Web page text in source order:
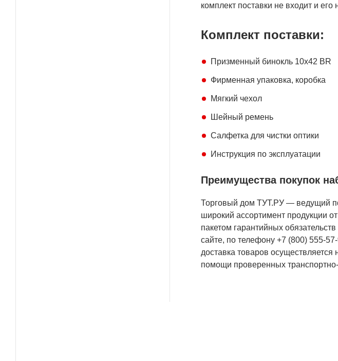
комплект поставки не входит и
Комплект поставки:
Призменный бинокль 10x42 BR
Фирменная упаковка, коробка
Мягкий чехол
Шейный ремень
Салфетка для чистки оптики
Инструкция по эксплуатации
Преимущества покупок
Торговый дом ТУТ.РУ — ведущий
широкий ассортимент продукции
пакетом гарантийных
сайте, по телефону +7 (800) 555-
доставка товаров
помощи проверенных транспортно-